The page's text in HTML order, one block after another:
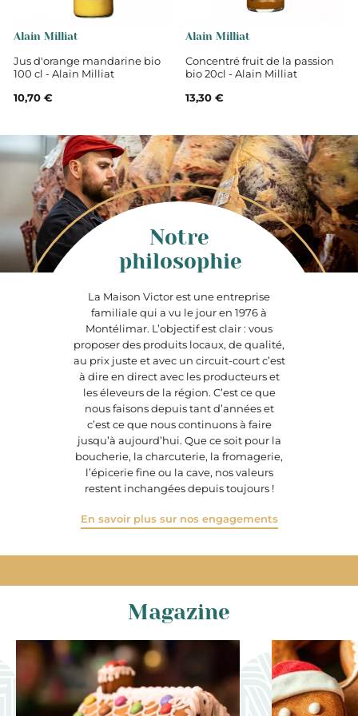
Alain Milliat
Jus d'orange mandarine bio
100 cl - Alain Milliat
10,70 €
Alain Milliat
Concentré fruit de la passion
bio 20cl - Alain Milliat
13,30 €
La Maison Victor est une entreprise
familiale qui a vu le jour en 1976 à
Montélimar. L’objectif est clair : vous
proposer des produits locaux, de qualité,
au prix juste et avec un circuit-court c’est
à dire en direct avec les producteurs et
les éleveurs de la région. C’est ce que
nous faisons depuis tant d’années et
c’est ce que nous continuons à faire
jusqu’à aujourd’hui. Que ce soit pour la
boucherie, la charcuterie, la fromagerie,
l’épicerie fine ou la cave, nos valeurs
restent inchangées depuis toujours !
En savoir plus sur nos engagements
Notre
philosophie
Magazine